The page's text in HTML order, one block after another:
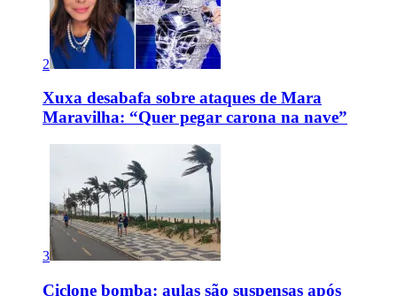
2
Xuxa desabafa sobre ataques de Mara
Maravilha: “Quer pegar carona na nave”
3
Ciclone bomba: aulas são suspensas após